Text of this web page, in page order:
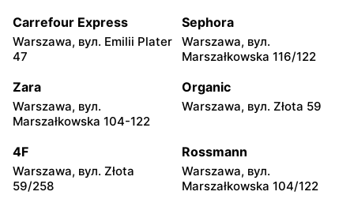
moje sklepy
Kazimierza Wielka, вул.
Kolejowa 15
moje sklepy
Kamień, вул. Błonie 23
moje sklepy
Górki, вул. Górki 71
moje sklepy
Gumniska, вул. Gumniska
moje sklepy
Iwierzyce, вул. Iwierzyce
152A
moje sklepy
Tczew, вул. Franciszka
Żwirki 61
Carrefour Express
Warszawa, вул. Emilii Plater
47
Sephora
Warszawa, вул.
Marszałkowska 116/122
Zara
Warszawa, вул.
Marszałkowska 104-122
Organic
Warszawa, вул. Złota 59
4F
Warszawa, вул. Złota
59/258
Rossmann
Warszawa, вул.
Marszałkowska 104/122